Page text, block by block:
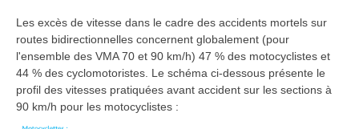
Les excès de vitesse dans le cadre des accidents mortels sur
routes bidirectionnelles concernent globalement (pour
l'ensemble des VMA 70 et 90 km/h) 47 % des motocyclistes et
44 % des cyclomotoristes. Le schéma ci-dessous présente le
profil des vitesses pratiquées avant accident sur les sections à
90 km/h pour les motocyclistes :